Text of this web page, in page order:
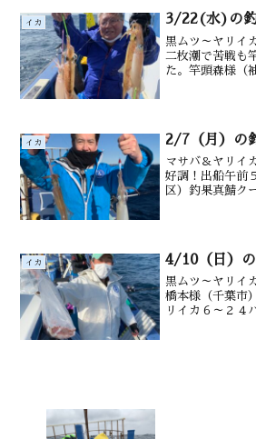
イカ 3/22(水)の
黒ムツ～ヤリイ
二枚潮で苦戦も
た。竿頭森様（
イカ 2/7（月）の
マサバ＆ヤリイ
好調！出船午前
区）釣果真鯖
イカ 4/10（日）
黒ムツ～ヤリイ
橋本様（千葉市
リイカ６～２４